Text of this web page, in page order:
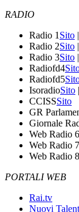
RADIO
Radio 1 Sito |
Radio 2Sito |
Radio 3Sito |
Radiofd4
Radiofd5
IsoradioSito |
CCISSSito
GR
Giornale
Web Radio 6
Web Radio 7
Web Radio 8
PORTALI WEB
Rai.tv
Nuovi